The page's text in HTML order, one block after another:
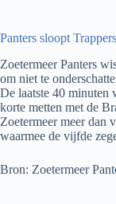
Panters sloopt
Zoetermeer Panters
om niet te
De laatste 40 minuten
korte metten met de
Zoetermeer meer dan
waarmee de vijfde
Bron: Zoetermeer